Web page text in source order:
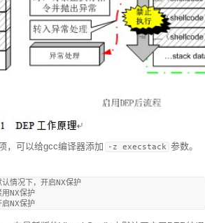
，可以给gcc编译器添加 -z execstack 参数。
，开启NX保护
保护
gcc -z noexecstack -o test test.c    // 开启NX保护